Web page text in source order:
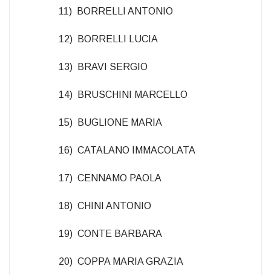
11) BORRELLI ANTONIO
12) BORRELLI LUCIA
13) BRAVI SERGIO
14) BRUSCHINI MARCELLO
15) BUGLIONE MARIA
16) CATALANO IMMACOLATA
17) CENNAMO PAOLA
18) CHINI ANTONIO
19) CONTE BARBARA
20) COPPA MARIA GRAZIA